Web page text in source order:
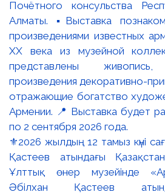
⚜️2026 жылдың 12 тамыз күні
Қастеев атындағы
Ұлттық өнер музейінде
Әбілхан Қастеев